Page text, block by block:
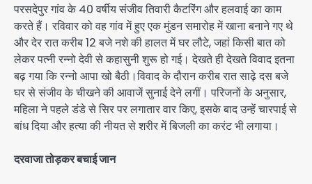
परसदेपुर गांव के 40 वर्षीय संजीव तिवारी कैटरिंग और हलवाई का काम
करते हैं। रविवार को वह गांव में हुए एक मुंडन समारोह में खाना बनाने गए थे
और देर रात करीब 12 बजे नशे की हालत में घर लौटे, जहां किसी बात को
लेकर पत्नी रन्नो देवी से कहासुनी शुरू हो गई। देखते ही देखते विवाद इतना
बढ़ गया कि रन्नो आपा खो बैठी।विवाद के दौरान करीब रात साढ़े दस बजे
घर से संजीव के चीखने की आवाजें सुनाई देने लगीं। परिजनों के अनुसार,
महिला ने पहले डंडे से सिर पर लगातार वार किए, इसके बाद उन्हें चारपाई से
बांध दिया और हत्या की नीयत से शरीर में बिजली का करंट भी लगाया।
दरवाजा तोड़कर बचाई जान